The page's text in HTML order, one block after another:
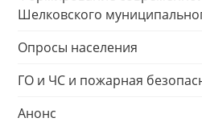
Шелковского
Опросы населения
ГО и ЧС и пожарная
Анонс